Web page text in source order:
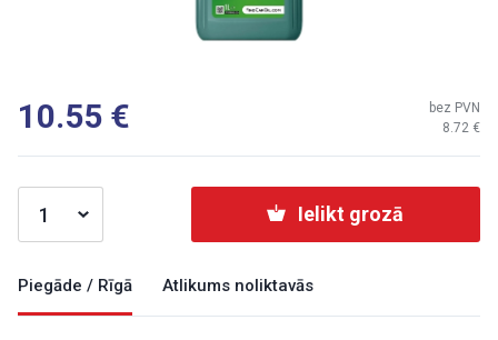
10.55 8.72
bez PVN
Ielikt grozā
Piegāde / Rīgā Atlikums noliktavās